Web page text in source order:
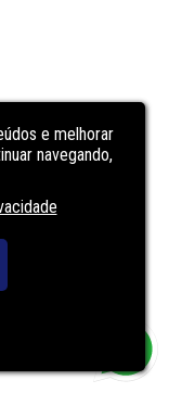
e melhorar
navegando,